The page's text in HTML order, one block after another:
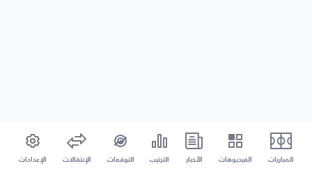
المباريات الفيديوهات الأخبار الترتيب التوقعات الإنتقالات الإعدادات